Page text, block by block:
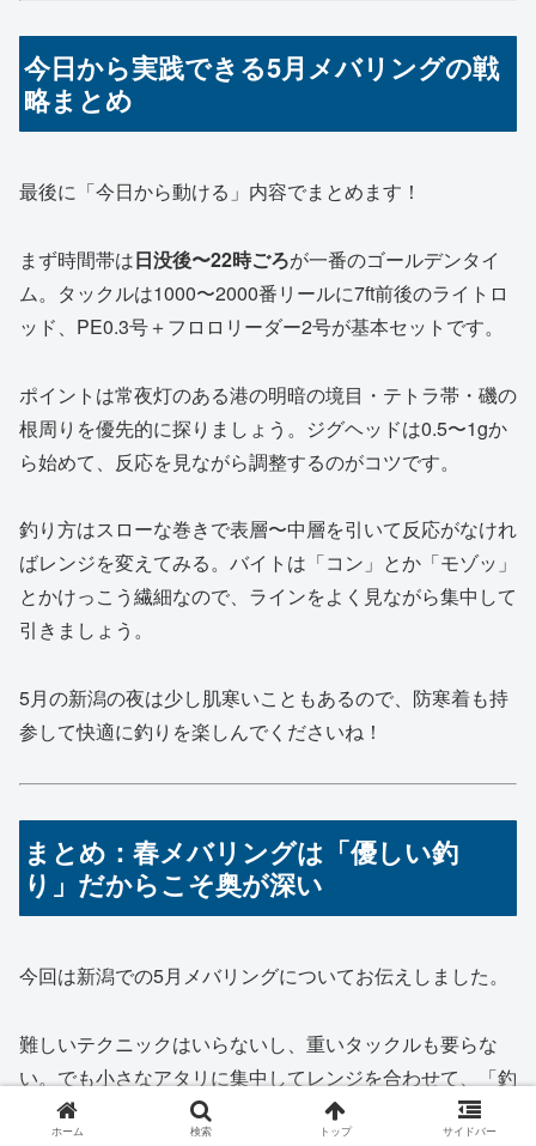
今日から実践できる5月メバリングの戦
略まとめ
最後に「今日から動ける」内容でまとめます！
まず時間帯は日没後〜22時ごろが一番のゴールデンタイ
ム。タックルは1000〜2000番リールに7ft前後のライトロ
ッド、PE0.3号＋フロロリーダー2号が基本セットです。
ポイントは常夜灯のある港の明暗の境目・テトラ帯・磯の
根周りを優先的に探りましょう。ジグヘッドは0.5〜1gか
ら始めて、反応を見ながら調整するのがコツです。
釣り方はスローな巻きで表層〜中層を引いて反応がなけれ
ばレンジを変えてみる。バイトは「コン」とか「モゾッ」
とかけっこう繊細なので、ラインをよく見ながら集中して
引きましょう。
5月の新潟の夜は少し肌寒いこともあるので、防寒着も持
参して快適に釣りを楽しんでくださいね！
まとめ：春メバリングは「優しい釣
り」だからこそ奥が深い
今回は新潟での5月メバリングについてお伝えしました。
難しいテクニックはいらないし、重いタックルも要らな
い。でも小さなアタリに集中してレンジを合わせて、「釣
れた！」という瞬間の喜びはガッポリ系の釣りに負けない
ホーム 検索 トップ サイドバー